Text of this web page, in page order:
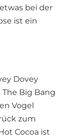
bei der
ist ein
Dovey
The Big Bang
Vogel
zum
Cocoa ist